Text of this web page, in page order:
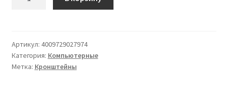
Novus
TSS
445
Артикул: 4009729027974
Категория: Компьютерные
Метка: Кронштейны